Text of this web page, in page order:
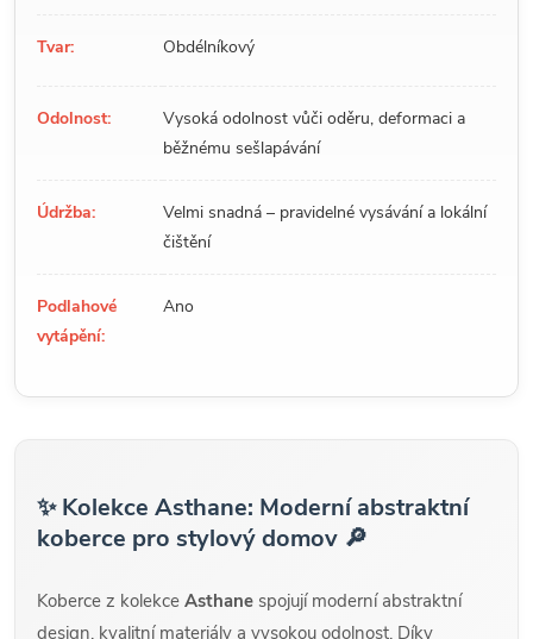
Tvar: Obdélníkový
Odolnost:
Vysoká odolnost vůči oděru, deformaci a
běžnému sešlapávání
Údržba:
Velmi snadná – pravidelné vysávání a lokální
čištění
Podlahové
vytápění:
Ano
✨ Kolekce Asthane: Moderní abstraktní
koberce pro stylový domov 🔎
Koberce z kolekce Asthane spojují moderní abstraktní
design, kvalitní materiály a vysokou odolnost. Díky